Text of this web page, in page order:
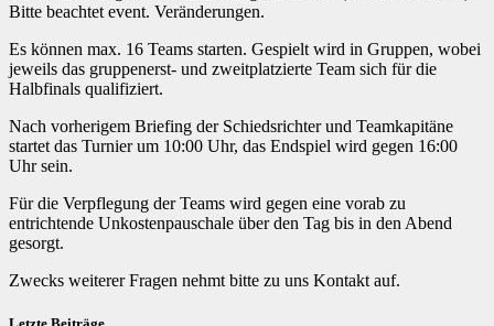
Bitte beachtet event. Veränderungen.
Es können max. 16 Teams starten. Gespielt wird in Gruppen, wobei
jeweils das gruppenerst- und zweitplatzierte Team sich für die
Halbfinals qualifiziert.
Nach vorherigem Briefing der Schiedsrichter und Teamkapitäne
startet das Turnier um 10:00 Uhr, das Endspiel wird gegen 16:00
Uhr sein.
Für die Verpflegung der Teams wird gegen eine vorab zu
entrichtende Unkostenpauschale über den Tag bis in den Abend
gesorgt.
Zwecks weiterer Fragen nehmt bitte zu uns Kontakt auf.